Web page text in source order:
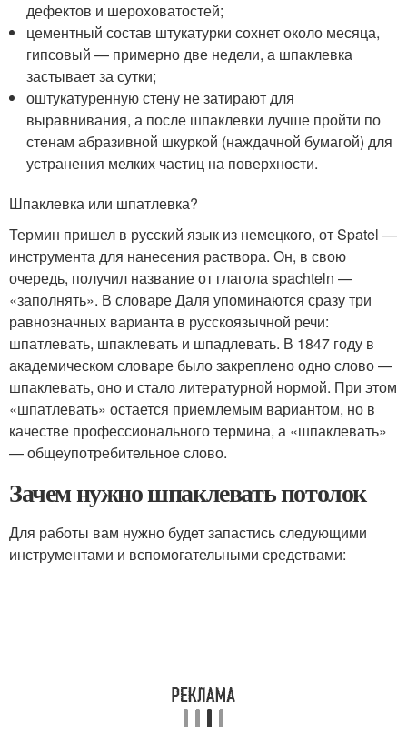
дефектов и шероховатостей;
цементный состав штукатурки сохнет около месяца,
гипсовый — примерно две недели, а шпаклевка
застывает за сутки;
оштукатуренную стену не затирают для
выравнивания, а после шпаклевки лучше пройти по
стенам абразивной шкуркой (наждачной бумагой) для
устранения мелких частиц на поверхности.
Шпаклевка или шпатлевка?
Термин пришел в русский язык из немецкого, от Spatel —
инструмента для нанесения раствора. Он, в свою
очередь, получил название от глагола spachteln —
«заполнять». В словаре Даля упоминаются сразу три
равнозначных варианта в русскоязычной речи:
шпатлевать, шпаклевать и шпадлевать. В 1847 году в
академическом словаре было закреплено одно слово —
шпаклевать, оно и стало литературной нормой. При этом
«шпатлевать» остается приемлемым вариантом, но в
качестве профессионального термина, а «шпаклевать»
— общеупотребительное слово.
Зачем нужно шпаклевать потолок
Для работы вам нужно будет запастись следующими
инструментами и вспомогательными средствами: